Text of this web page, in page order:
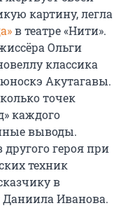
картину, легла
в театре «Нити».
Ольги
классика
Акутагавы.
точек
каждого
выводы.
другого героя при
техник
в
Даниила Иванова.